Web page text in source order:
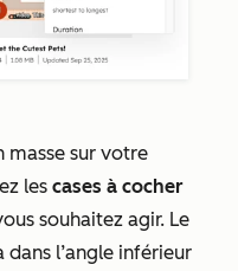
masse sur votre
les cases à cocher
souhaitez agir. Le
dans l’angle inférieur